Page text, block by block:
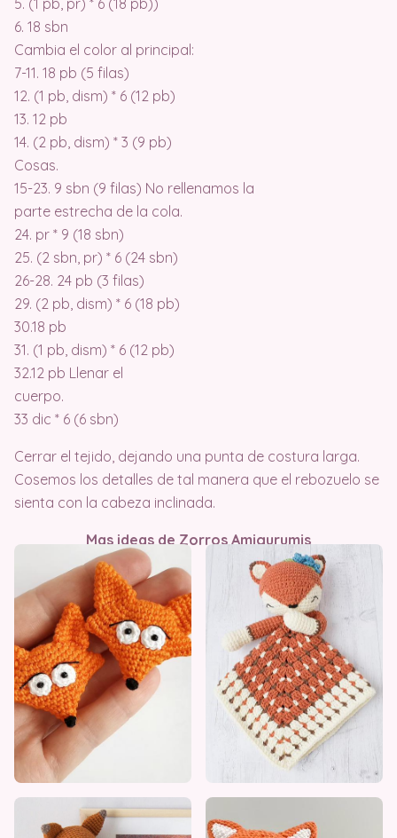
5. (1 pb, pr) * 6 (18 pb))
6. 18 sbn
Cambia el color al principal:
7-11. 18 pb (5 filas)
12. (1 pb, dism) * 6 (12 pb)
13. 12 pb
14. (2 pb, dism) * 3 (9 pb)
Cosas.
15-23. 9 sbn (9 filas) No rellenamos la
parte estrecha de la cola.
24. pr * 9 (18 sbn)
25. (2 sbn, pr) * 6 (24 sbn)
26-28. 24 pb (3 filas)
29. (2 pb, dism) * 6 (18 pb)
30.18 pb
31. (1 pb, dism) * 6 (12 pb)
32.12 pb Llenar el
cuerpo.
33 dic * 6 (6 sbn)
Cerrar el tejido, dejando una punta de costura larga.
Cosemos los detalles de tal manera que el rebozuelo se
sienta con la cabeza inclinada.
Mas ideas de Zorros Amigurumis